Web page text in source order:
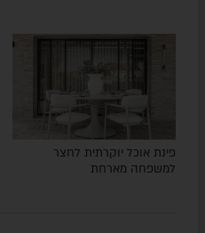
פינת אוכל יוקרתית לחצר
למשפחה מארחת